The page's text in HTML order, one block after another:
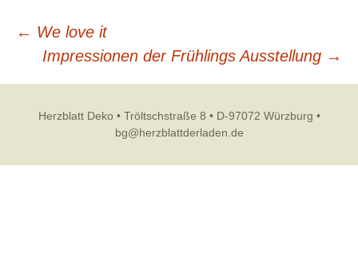
Beitragsnavigation
← We love it
Impressionen der Frühlings Ausstellung →
Herzblatt Deko • Tröltschstraße 8 • D-97072 Würzburg •
bg@herzblattderladen.de